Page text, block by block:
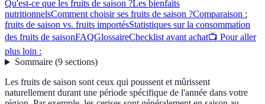
Qu'est-ce que les fruits de saison ?Les bienfaits
nutritionnelsComment choisir ses fruits de saison ?Comparaison :
fruits de saison vs. fruits importésStatistiques sur la consommation
des fruits de saisonFAQGlossaireChecklist avant achat📺 Pour aller
plus loin :
Sommaire(9 sections)
Les fruits de saison sont ceux qui poussent et mûrissent
naturellement durant une période spécifique de l'année dans votre